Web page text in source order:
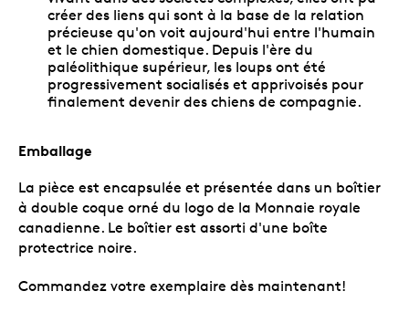
créer des liens qui sont à la base de la relation
précieuse qu'on voit aujourd'hui entre l'humain
et le chien domestique. Depuis l'ère du
paléolithique supérieur, les loups ont été
progressivement socialisés et apprivoisés pour
finalement devenir des chiens de compagnie.
Emballage
La pièce est encapsulée et présentée dans un boîtier
à double coque orné du logo de la Monnaie royale
canadienne. Le boîtier est assorti d'une boîte
protectrice noire.
Commandez votre exemplaire dès maintenant!